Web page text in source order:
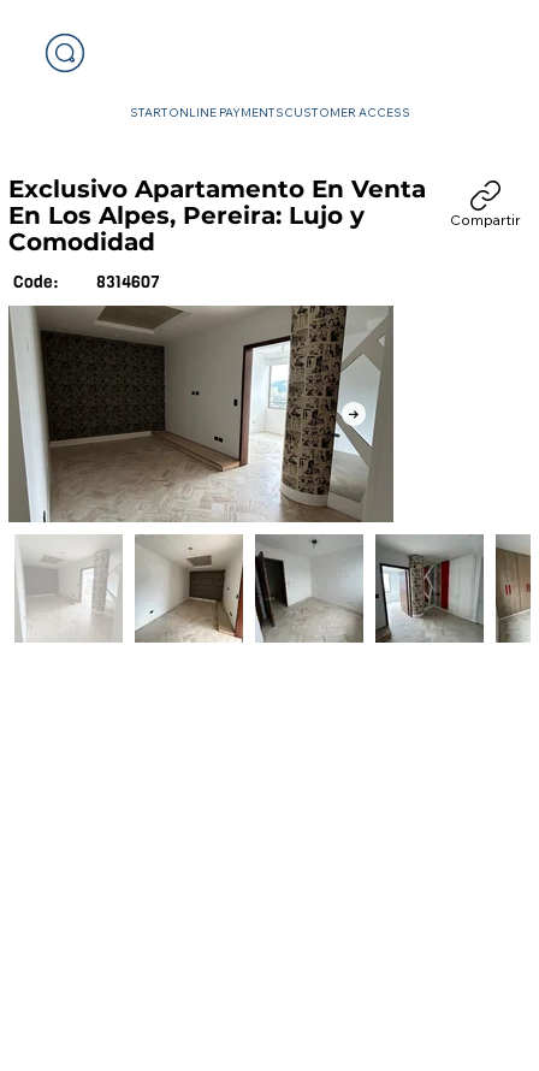
STARTONLINE PAYMENTSCUSTOMER ACCESS
Exclusivo Apartamento En Venta
En Los Alpes, Pereira: Lujo y
Comodidad
Code: 8314607
Compartir